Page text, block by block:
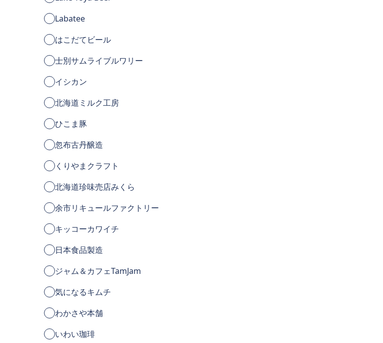
Labatee
はこだてビール
士別サムライブルワリー
イシカン
北海道ミルク工房
ひこま豚
忽布古丹醸造
くりやまクラフト
北海道珍味売店みくら
余市リキュールファクトリー
キッコーカワイチ
日本食品製造
ジャム＆カフェTamJam
気になるキムチ
わかさや本舗
いわい珈琲